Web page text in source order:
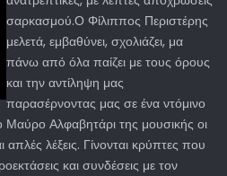
σαρκασμού.Ο Φίλιππος Περιστέρης
μελετά, εμβαθύνει, σχολιάζει, μα
πάνω από όλα παίζει με τους όρους
και την αντίληψη μας
παρασέρνοντας μας σε ένα ντόμινο
Μαύρο Αλφαβητάρι της μουσικής οι
απλές λέξεις. Γίνονται κρύπτες που
και συνδέσεις με τον